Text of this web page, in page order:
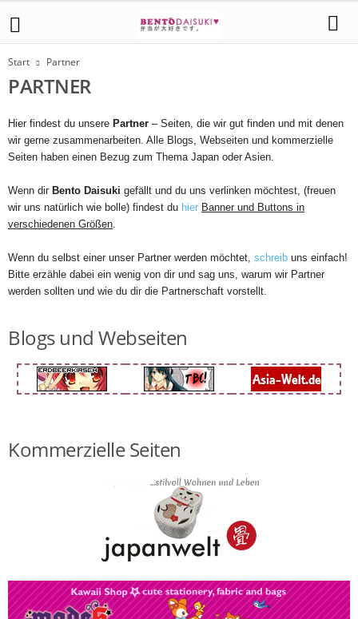
Start Partner
PARTNER
Hier findest du unsere Partner – Seiten, die wir gut finden und mit denen
wir gerne zusammenarbeiten. Alle Blogs, Webseiten und kommerzielle
Seiten haben einen Bezug zum Thema Japan oder Asien.
Wenn dir Bento Daisuki gefällt und du uns verlinken möchtest, (freuen
wir uns natürlich wie bolle) findest du hier Banner und Buttons in
verschiedenen Größen.
Wenn du selbst einer unser Partner werden möchtet, schreib uns einfach!
Bitte erzähle dabei ein wenig von dir und sag uns, warum wir Partner
werden sollten und wie du dir die Partnerschaft vorstellt.
Blogs und Webseiten
Kommerzielle Seiten